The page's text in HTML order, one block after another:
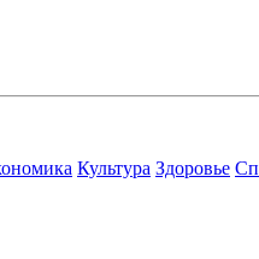
Культура Здоровье